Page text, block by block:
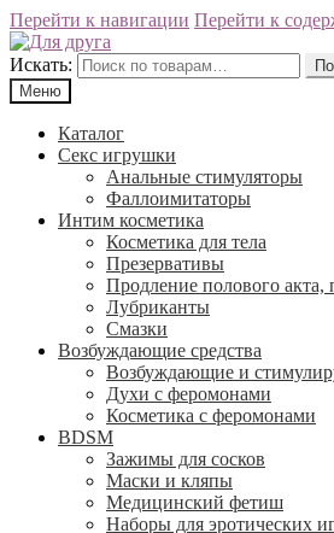
Перейти к навигации Перейти к
Искать:
Меню
Каталог
Секс игрушки
Анальные стимуляторы
Фаллоимитаторы
Интим косметика
Косметика для тела
Презервативы
Продление полового акта,
Лубриканты
Смазки
Возбуждающие средства
Возбуждающие и
Духи с феромонами
Косметика с феромонами
BDSM
Зажимы для сосков
Маски и кляпы
Медицинский фетиш
Наборы для эротических